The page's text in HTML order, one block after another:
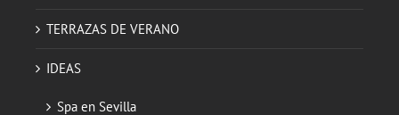
TERRAZAS DE VERANO
IDEAS
Spa en Sevilla